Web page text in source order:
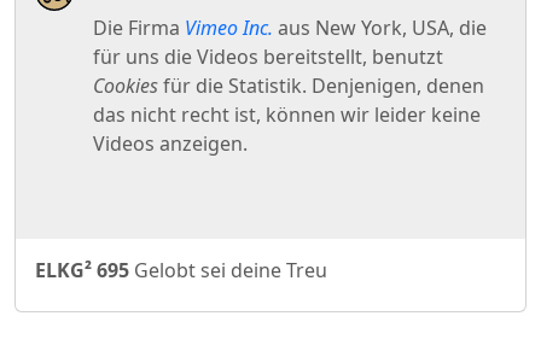
ELKG² 695 Gelobt sei deine Treu